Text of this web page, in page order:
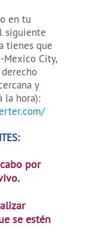
en tu
siguiente
tienes que
Mexico City,
y
la hora):
por
se estén